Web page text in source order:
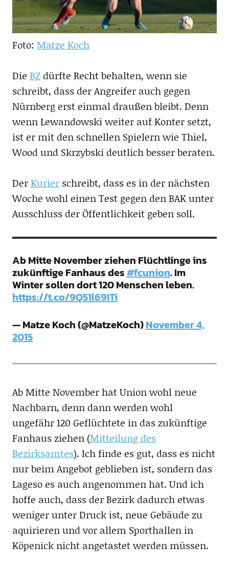
Foto: Matze Koch
Die BZdürfte Recht behalten, wenn sie
schreibt, dass der Angreifer auch gegen
Nürnberg erst einmal draußen bleibt. Denn
wenn Lewandowski weiter auf Konter setzt,
ist er mit den schnellen Spielern wie Thiel,
Wood und Skrzybski deutlich besser beraten.
DerKurierschreibt, dass es in der nächsten
Woche wohl einen Test gegen den BAK unter
Ausschluss der Öffentlichkeit geben soll.
Ab Mitte November ziehen Flüchtlinge ins
zukünftige Fanhaus des#fcunion. Im
Winter sollen dort 120 Menschen leben.
https://t.co/9Q51l69ITi
— Matze Koch (@MatzeKoch)November 4,
2015
Ab Mitte November hat Union wohl neue
Nachbarn, denn dann werden wohl
ungefähr 120 Geflüchtete in das zukünftige
Fanhaus ziehen (Mitteilung des
Bezirksamtes). Ich finde es gut, dass es nicht
nur beim Angebot geblieben ist, sondern das
Lageso es auch angenommen hat. Und ich
hoffe auch, dass der Bezirk dadurch etwas
weniger unter Druck ist, neue Gebäude zu
aquirieren und vor allem Sporthallen in
Köpenick nicht angetastet werden müssen.